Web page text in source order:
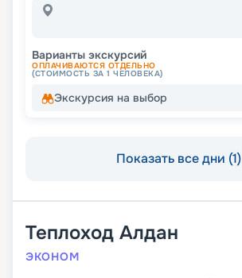
Варианты экскурсий
ОПЛАЧИВАЮТСЯ ОТДЕЛЬНО
(СТОИМОСТЬ ЗА 1 ЧЕЛОВЕКА)
Экскурсия на выбор
Показать все дни (1)
Теплоход Алдан
ЭКОНОМ